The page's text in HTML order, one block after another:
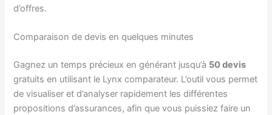
d’offres.
Comparaison de devis en quelques minutes
Gagnez un temps précieux en générant jusqu’à 50 devis
gratuits en utilisant le Lynx comparateur. L’outil vous permet
de visualiser et d’analyser rapidement les différentes
propositions d’assurances, afin que vous puissiez faire un